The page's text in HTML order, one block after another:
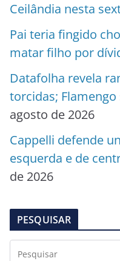
Ceilândia nesta
Pai teria fingido
matar filho por
Datafolha revela
torcidas;
agosto de 2026
Cappelli defende
esquerda e de
de 2026
PESQUISAR